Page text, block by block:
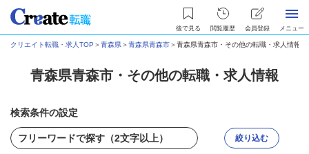
後で見る 閲覧履歴 会員登録 メニュー
クリエイト転職・求人TOP ＞青森県＞青森県青森市＞青森県青森市・その他の転職・求人情報
青森県青森市・その他の転職・求人情報
検索条件の設定
絞り込む